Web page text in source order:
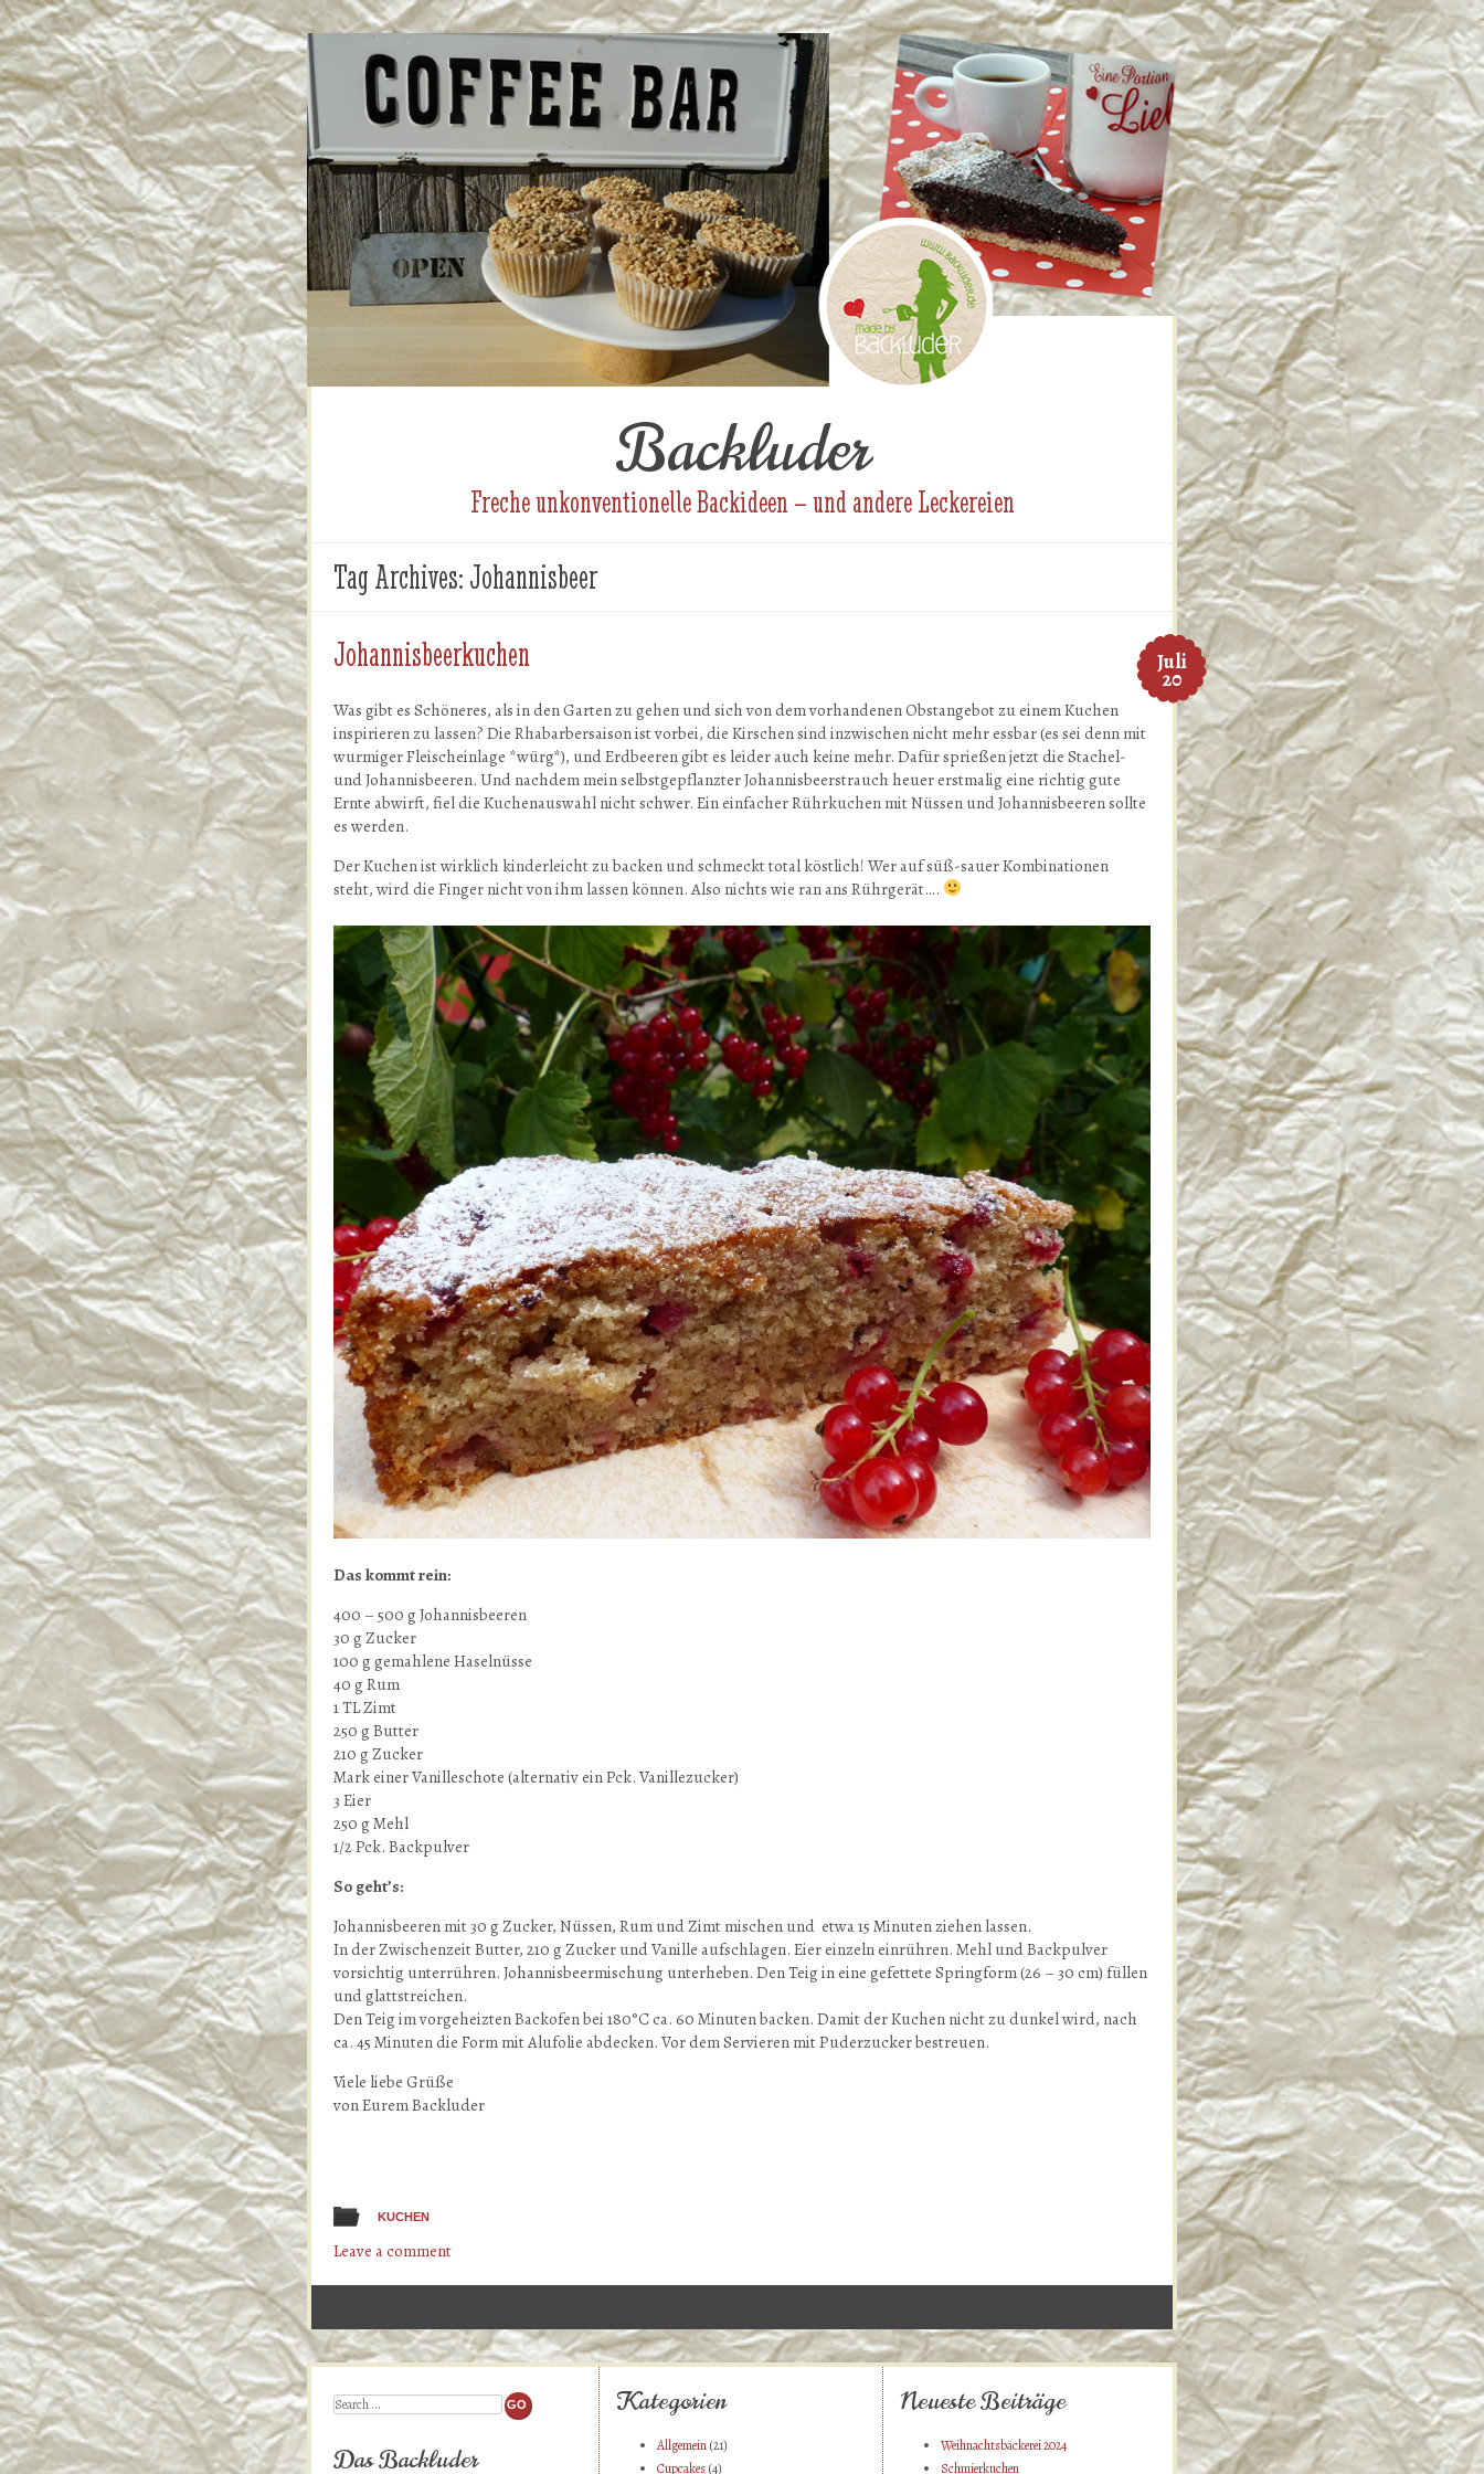
Backluder
Freche unkonventionelle Backideen – und andere Leckereien
Tag Archives:Johannisbeer
Juli
20
Johannisbeerkuchen
Was gibt es Schöneres, als in den Garten zu gehen und sich von dem vorhandenen Obstangebot zu einem Kuchen
inspirieren zu lassen? Die Rhabarbersaison ist vorbei, die Kirschen sind inzwischen nicht mehr essbar (es sei denn mit
wurmiger Fleischeinlage *würg*), und Erdbeeren gibt es leider auch keine mehr. Dafür sprießen jetzt die Stachel-
und Johannisbeeren. Und nachdem mein selbstgepflanzter Johannisbeerstrauch heuer erstmalig eine richtig gute
Ernte abwirft, fiel die Kuchenauswahl nicht schwer. Ein einfacher Rührkuchen mit Nüssen und Johannisbeeren sollte
es werden.
Der Kuchen ist wirklich kinderleicht zu backen und schmeckt total köstlich! Wer auf süß-sauer Kombinationen
steht, wird die Finger nicht von ihm lassen können. Also nichts wie ran ans Rührgerät….
Das kommt rein:
400 – 500 g Johannisbeeren
30 g Zucker
100 g gemahlene Haselnüsse
40 g Rum
1 TL Zimt
250 g Butter
210 g Zucker
Mark einer Vanilleschote (alternativ ein Pck. Vanillezucker)
3 Eier
250 g Mehl
1/2 Pck. Backpulver
So geht’s:
Johannisbeeren mit 30 g Zucker, Nüssen, Rum und Zimt mischen und etwa 15 Minuten ziehen lassen.
In der Zwischenzeit Butter, 210 g Zucker und Vanille aufschlagen. Eier einzeln einrühren. Mehl und Backpulver
vorsichtig unterrühren. Johannisbeermischung unterheben. Den Teig in eine gefettete Springform (26 – 30 cm) füllen
und glattstreichen.
Den Teig im vorgeheizten Backofen bei 180°C ca. 60 Minuten backen. Damit der Kuchen nicht zu dunkel wird, nach
ca. 45 Minuten die Form mit Alufolie abdecken. Vor dem Servieren mit Puderzucker bestreuen.
Viele liebe Grüße
von Eurem Backluder
KUCHEN
Leave a comment
Post navigation
Search
Das Backluder
Kategorien
Allgemein(21)
Cupcakes(4)
Neueste Beiträge
Weihnachtsbäckerei 2024
Schmierkuchen